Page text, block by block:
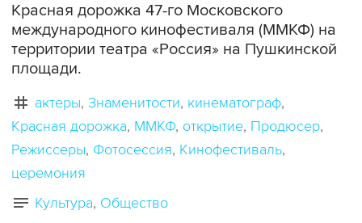
Красная дорожка 47-го Московского
международного кинофестиваля (ММКФ) на
территории театра «Россия» на Пушкинской
площади.
актеры Знаменитости кинематограф
Красная дорожка ММКФ открытие Продюсер
Режиссеры Фотосессия Кинофестиваль
церемония
Культура Общество